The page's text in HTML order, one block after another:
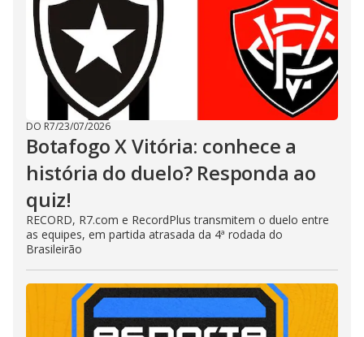
DO R7/23/07/2026
Botafogo X Vitória: conhece a
história do duelo? Responda ao
quiz!
RECORD, R7.com e RecordPlus transmitem o duelo entre
as equipes, em partida atrasada da 4ª rodada do
Brasileirão